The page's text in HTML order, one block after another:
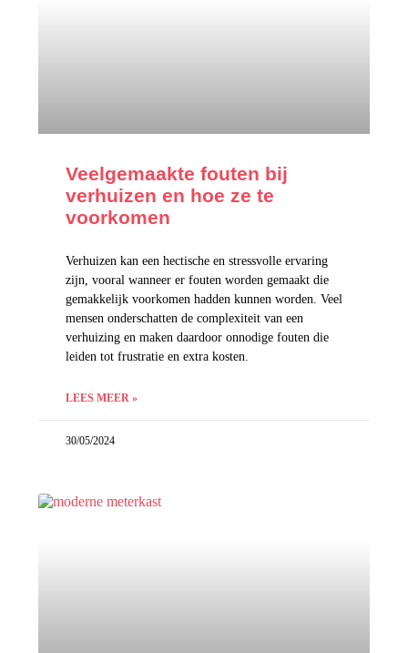
Veelgemaakte fouten bij
verhuizen en hoe ze te
voorkomen
Verhuizen kan een hectische en stressvolle ervaring
zijn, vooral wanneer er fouten worden gemaakt die
gemakkelijk voorkomen hadden kunnen worden. Veel
mensen onderschatten de complexiteit van een
verhuizing en maken daardoor onnodige fouten die
leiden tot frustratie en extra kosten.
LEES MEER »
30/05/2024